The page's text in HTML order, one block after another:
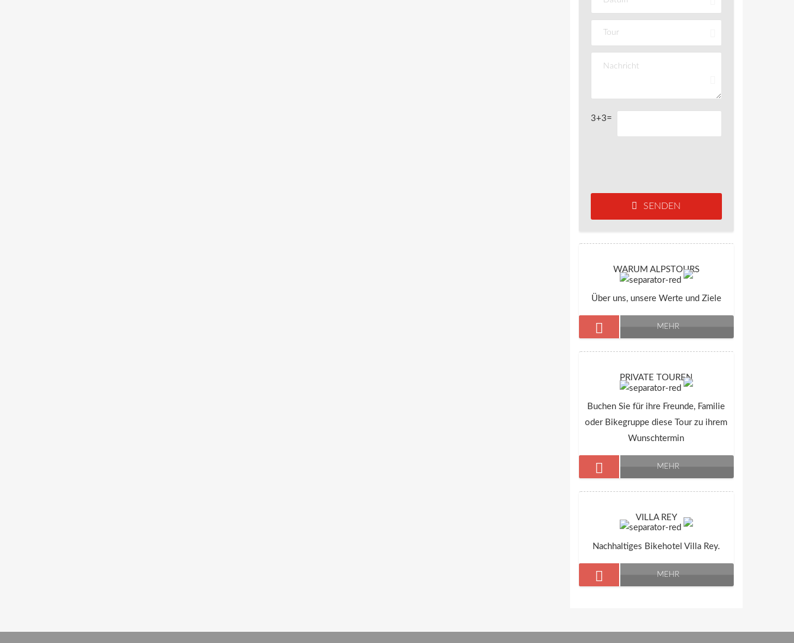
3+3=
SENDEN
WARUM ALPSTOURS
Über uns, unsere Werte und Ziele
MEHR
PRIVATE TOUREN
Buchen Sie für ihre Freunde, Familie
oder Bikegruppe diese Tour zu ihrem
Wunschtermin
MEHR
VILLA REY
Nachhaltiges Bikehotel Villa Rey.
MEHR